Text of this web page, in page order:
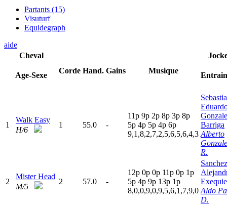
Partants (15)
Visuturf
Equidegraph
aide
Cheval
Age-Sexe
Corde Hand. Gains Musique
1
Walk Easy
H/6
1 55.0 -
11p 9p 2p 8p 3p 8p
5p 4p 5p 4p 6p
9,1,8,2,7,2,5,6,5,6,4,3
Barriga
Alberto
R.
2
Mister Head
M/5
2 57.0 -
12p 0p 0p 11p 0p 1p
5p 4p 9p 13p 1p
8,0,0,9,0,9,5,6,1,7,9,0
Sanchez
Aldo
D.